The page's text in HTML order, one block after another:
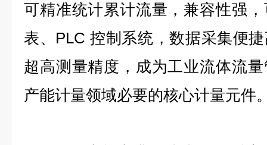
可精准统计累计流量，兼容性强
表、PLC 控制系统，数据采集便
超高测量精度，成为工业流体流
产能计量领域必要的核心计量元件